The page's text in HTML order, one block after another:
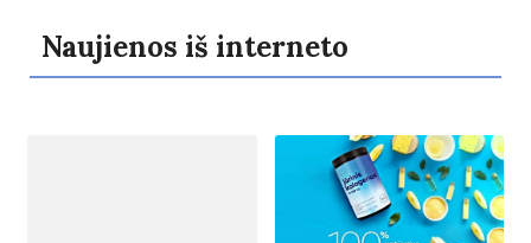
Naujienos iš interneto